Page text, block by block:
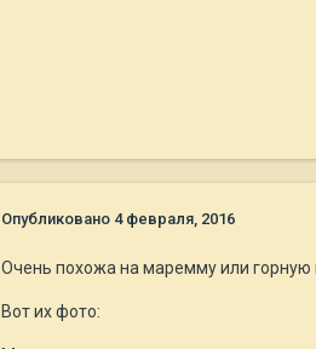
Опубликовано 4 февраля, 2016
Очень похожа на маремму или горную
Вот их фото: